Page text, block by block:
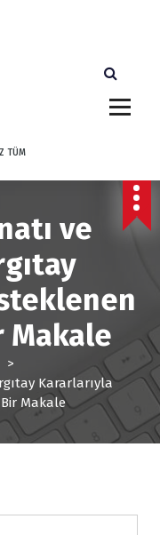
TÜM
ve
>
Kararlarıyla
Makale